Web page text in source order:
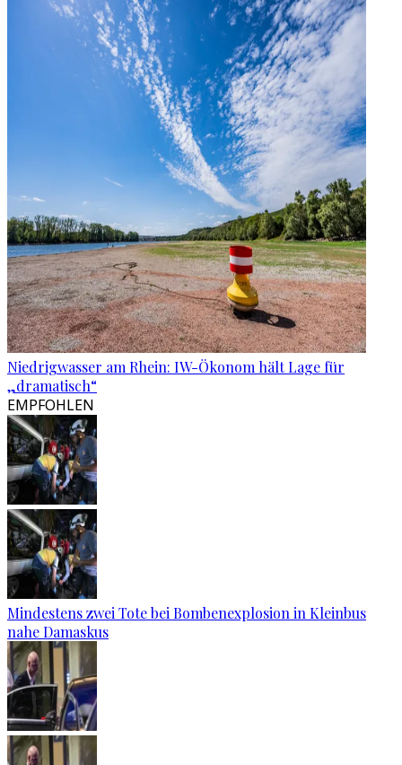
Niedrigwasser am Rhein: IW-Ökonom hält Lage für
„dramatisch“
EMPFOHLEN
Mindestens zwei Tote bei Bombenexplosion in Kleinbus
nahe Damaskus